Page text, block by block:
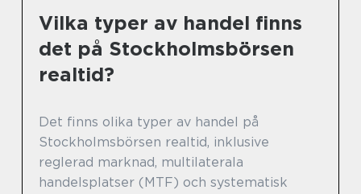
Vilka typer av handel finns
det på Stockholmsbörsen
realtid?
Det finns olika typer av handel på
Stockholmsbörsen realtid, inklusive
reglerad marknad, multilaterala
handelsplatser (MTF) och systematisk